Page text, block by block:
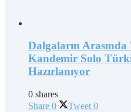
Dalgaların
Kandemir Solo
Hazırlanıyor
0 shares
Share 0 Tweet 0